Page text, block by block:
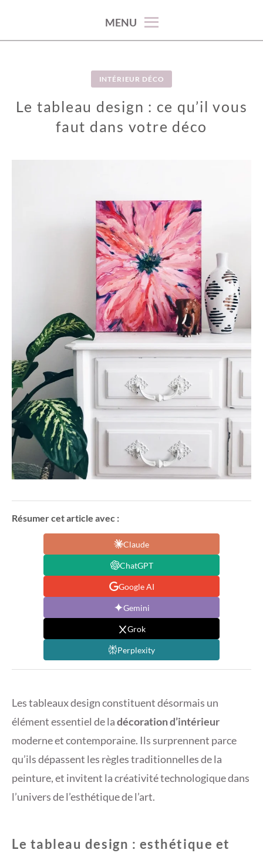
MENU
INTÉRIEUR DÉCO
Le tableau design : ce qu’il vous
faut dans votre déco
Résumer cet article avec :
Claude
ChatGPT
Google AI
Gemini
Grok
Perplexity
Les tableaux design constituent désormais un
élément essentiel de ladécoration d’intérieur
moderne et contemporaine. Ils surprennent parce
qu’ils dépassent les règles traditionnelles de la
peinture, et invitent la créativité technologique dans
l’univers de l’esthétique de l’art.
Le tableau design : esthétique et